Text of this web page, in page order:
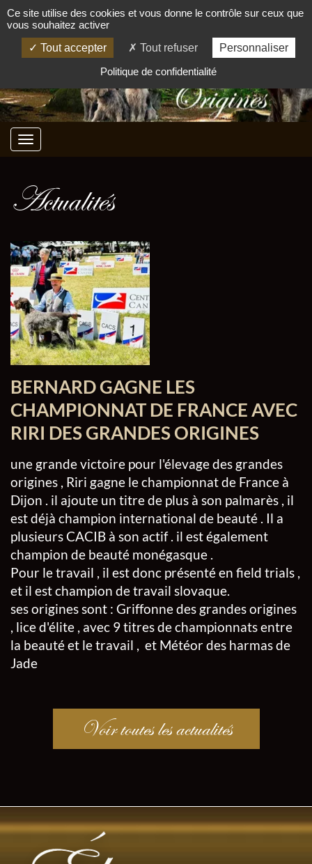
Actualités
BERNARD GAGNE LES
CHAMPIONNAT DE FRANCE AVEC
RIRI DES GRANDES ORIGINES
une grande victoire pour l'élevage des grandes
origines , Riri gagne le championnat de France à
Dijon . il ajoute un titre de plus à son palmarès , il
est déjà champion international de beauté . Il a
plusieurs CACIB à son actif . il est également
champion de beauté monégasque .
Pour le travail , il est donc présenté en field trials ,
et il est champion de travail slovaque.
ses origines sont : Griffonne des grandes origines
, lice d'élite , avec 9 titres de championnats entre
la beauté et le travail , et Météor des harmas de
Jade
Voir toutes les actualités
Ce site utilise des cookies et vous donne le contrôle sur ceux que
vous souhaitez activer
Tout accepter
Tout refuser
Personnaliser
Politique de confidentialité